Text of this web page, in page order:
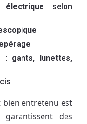
selon
: gants, lunettes,
bien entretenu est
des